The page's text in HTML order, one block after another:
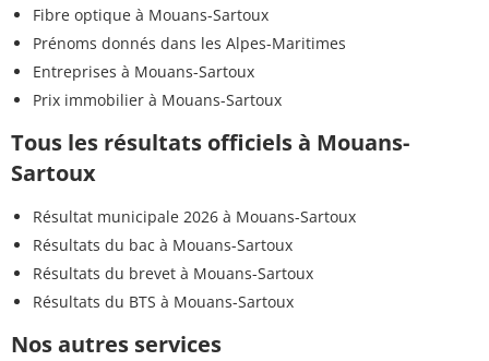
Fibre optique à Mouans-Sartoux
Prénoms donnés dans les Alpes-Maritimes
Entreprises à Mouans-Sartoux
Prix immobilier à Mouans-Sartoux
Tous les résultats officiels à Mouans-
Sartoux
Résultat municipale 2026 à Mouans-Sartoux
Résultats du bac à Mouans-Sartoux
Résultats du brevet à Mouans-Sartoux
Résultats du BTS à Mouans-Sartoux
Nos autres services